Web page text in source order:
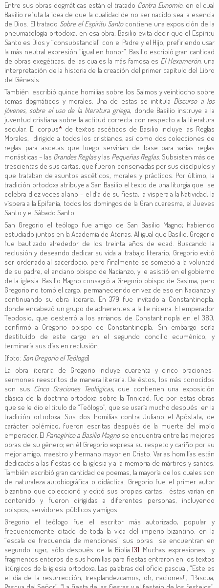
Entre sus obras dogmáticas están el tratado Contra Eunomio, en el cual
Basilio refuta la idea de que la cualidad de no ser nacido sea la esencia
de Dios. El tratado Sobre el Espíritu Santocontiene una exposición de la
pneumatología ortodoxa; en esa obra, Basilio evita decir que el Espíritu
Santo es Dios y “consubstancial” con el Padre y el Hijo, prefiriendo usar
la más neutral expresión “igual en honor”. Basilio escribió gran cantidad
de obras exegéticas, de las cuales la más famosa es El Hexamerón, una
interpretación de la historia de la creación del primer capítulo del Libro
del Génesis.
También escribió quince homilías sobre los Salmos y veintiocho sobre
temas dogmáticos y morales. Una de estas se intitula Discurso a los
jóvenes, sobre el uso de la literatura griega, donde Basilio instruye a la
juventud cristiana sobre la actitud correcta con respecto a la literatura
secular. El corpus*de textos ascéticos de Basilio incluye las Reglas
Morales, dirigido a todos los cristianos, así como dos colecciones de
reglas para ascetas que luego servirían de base para varias reglas
monásticas – las Grandes Reglasy las Pequeñas Reglas. Subsisten más de
trescientas de sus cartas, que fueron conservadas por sus discípulos y
que trataban de asuntos ascéticos, morales y prácticos. Por último, la
tradición ortodoxa atribuye a San Basilio el texto de una liturgia que se
celebra diez veces al año – el día de su fiesta, la víspera a la Natividad, la
víspera a la Epifanía, todos los domingos de la Gran cuaresma, el Jueves
Santo y el Sábado Santo.
San Gregorio el teólogo fue amigo de San Basilio Magno; habiendo
estudiado juntos en la Academia de Atenas. Al igual que Basilio, Gregorio
fue bautizado alrededor de los treinta años de edad. Buscando la
reclusión y deseando dedicar su vida al trabajo literario, Gregorio evitó
ser ordenado al sacerdocio, pero finalmente se sometió a la voluntad
de su padre, el anciano obispo de Nacianzo, y le asistió en el gobierno
de la iglesia. Basilio Magno consagró a Gregorio obispo de Sasima, pero
Gregorio no tomó el cargo, permaneciendo en vez de eso en Nacianzo y
continuando su obra literaria. En 379 fue invitado a Constantinopla,
donde encabezó un grupo de adherentes a la fe nicena. El emperador
Teodosio, que desterró a los arrianos de Constantinopla en el 380,
confirmó a Gregorio obispo de Constantinopla. Sin embargo sería
destituido de este cargo en el segundo concilio ecuménico, y
terminaría sus días en reclusión.
[foto: San Gregorio el Teólogo]
La obra literaria de Gregorio incluye cuarenta y cinco oraciones-
sermones reescritos de manera literaria. De éstos, los más conocidos
son sus Cinco Oraciones Teológicas, que contienen una exposición
clásica de la doctrina ortodoxa sobre la Trinidad. Fue por estas obras
que se le dio el título de “Teólogo”, que se usaría mucho después en la
tradición ortodoxa. Sus dos homilías contra Juliano el Apóstata, de
carácter polémico, fueron escritas después de la muerte del impío
emperador. El Panegírico a Basilio Magno se encuentra entre las mejores
obras de su género; en él Gregorio expresa su respeto y cariño por su
mejor amigo, maestro y hermano mayor en Cristo. Varias homilías están
dedicadas a las fiestas de la iglesia y a la memoria de mártires y santos.
También escribió gran cantidad de poemas, la mayoría de los cuales son
de naturaleza autobiográfica o didáctica. Gregorio fue el primer autor
bizantino que coleccionó y editó sus propias cartas; éstas varían en
contenido y fueron dirigidas a diferentes personas, incluyendo
obispos, servidores públicos y amigos.
Gregorio el teólogo fue el escritor más autorizado, popular y
frecuentemente citado de toda la vida del imperio bizantino: en la
“escala de frecuencia de menciones” sus obras se encuentran en
segundo lugar, sólo después de la Biblia.[3] Muchas expresiones y
fragmentos enteros de sus homilías para fiestas entraron en los textos
litúrgicos de la iglesia ortodoxa. Las palabras del oficio pascual, “Este es
el día de la resurrección, ¡resplandezcamos, oh, naciones!”, “Pascua,